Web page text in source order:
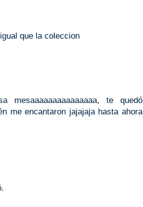
que la coleccion
te quedó
me encantaron jajajaja hasta ahora